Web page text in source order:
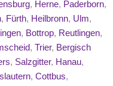
, Herne, Paderborn,
, Fürth, Heilbronn, Ulm,
, Bottrop, Reutlingen,
, Trier, Bergisch
, Salzgitter, Hanau,
, Cottbus,